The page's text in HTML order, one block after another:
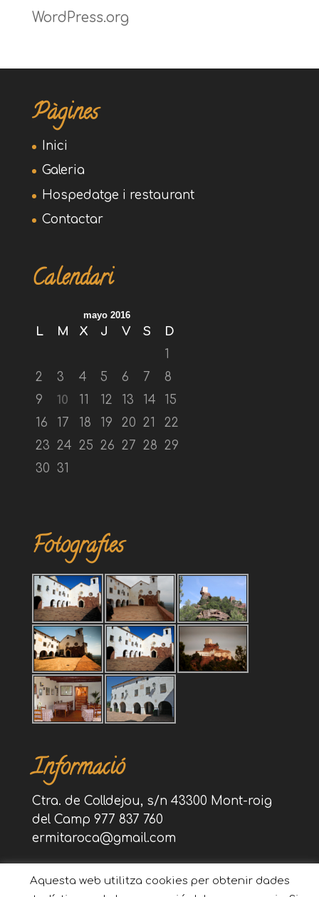
WordPress.org
Pàgines
Inici
Galeria
Hospedatge i restaurant
Contactar
Calendari
mayo 2016
L M X J V S
D
1
2
3 4 5 6 7
8
9
10 11 12 13 14
15
16
17 18 19 20 21
22
23
24 25 26 27 28
29
30
31
Fotografies
Informació
Ctra. de Colldejou, s/n 43300 Mont-roig
del Camp 977 837 760
ermitaroca@gmail.com
Aquesta web utilitza cookies per obtenir dades